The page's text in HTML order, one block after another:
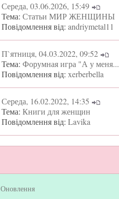
Середа, 03.06.2026, 15:49
Тема: Статьи МИР ЖЕНЩИНЫ
Повідомлення від: andriymetal11
П`ятниця, 04.03.2022, 09:52
Тема: Форумная игра "А у меня...
Повідомлення від: xerberbella
Середа, 16.02.2022, 14:35
Тема: Книги для женщин
Повідомлення від: Lavika
Оновлення